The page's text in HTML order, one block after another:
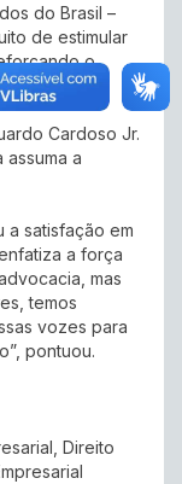
do Brasil –
de estimular
o
Cardoso Jr.
a
a satisfação em
a força
mas
temos
vozes para
pontuou.
Direito